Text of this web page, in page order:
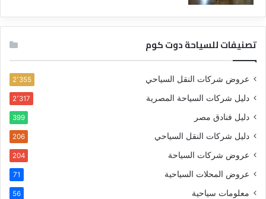
تصنيفات للسياحة دوت كوم
عروض شركات النقل السياحي 2٬355
دليل شركات السياحة المصرية 2٬317
دليل فنادق مصر 399
دليل شركات النقل السياحي 206
عروض شركات السياحة 204
عروض المحلات السياحية 71
معلومات سياحية 56